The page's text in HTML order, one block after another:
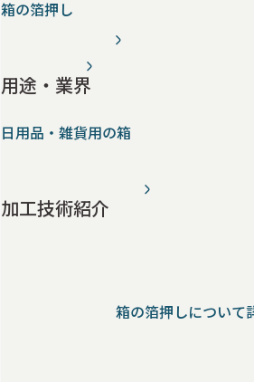
箱の箔押し
用途・業界
日用品・雑貨用の箱
加工技術紹介
箱の箔押しについて